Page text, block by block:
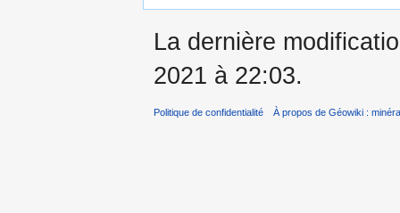
La dernière
2021 à 22:03.
Politique de confidentialité À propos de Géowiki :